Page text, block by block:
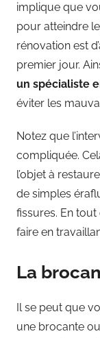
implique que
pour atteindre
rénovation est
premier jour.
un spécialiste
éviter les
Notez que
compliquée.
l’objet à
de simples
fissures. En
faire en
La
Il se peut que
une brocante